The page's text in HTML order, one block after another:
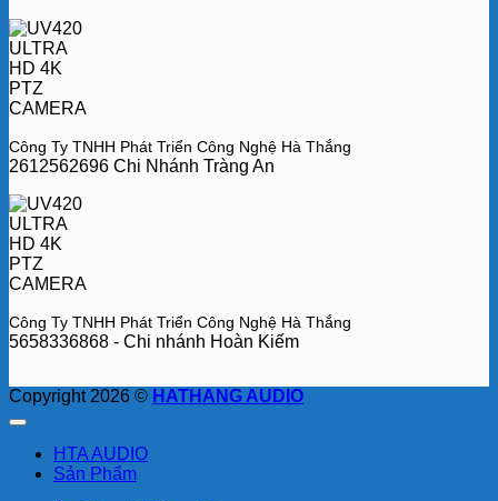
Công Ty TNHH Phát Triển Công Nghệ Hà Thắng
2612562696 Chi Nhánh Tràng An
Công Ty TNHH Phát Triển Công Nghệ Hà Thắng
5658336868 - Chi nhánh Hoàn Kiếm
Copyright 2026 © HATHANG AUDIO
HTA AUDIO
Sản Phẩm